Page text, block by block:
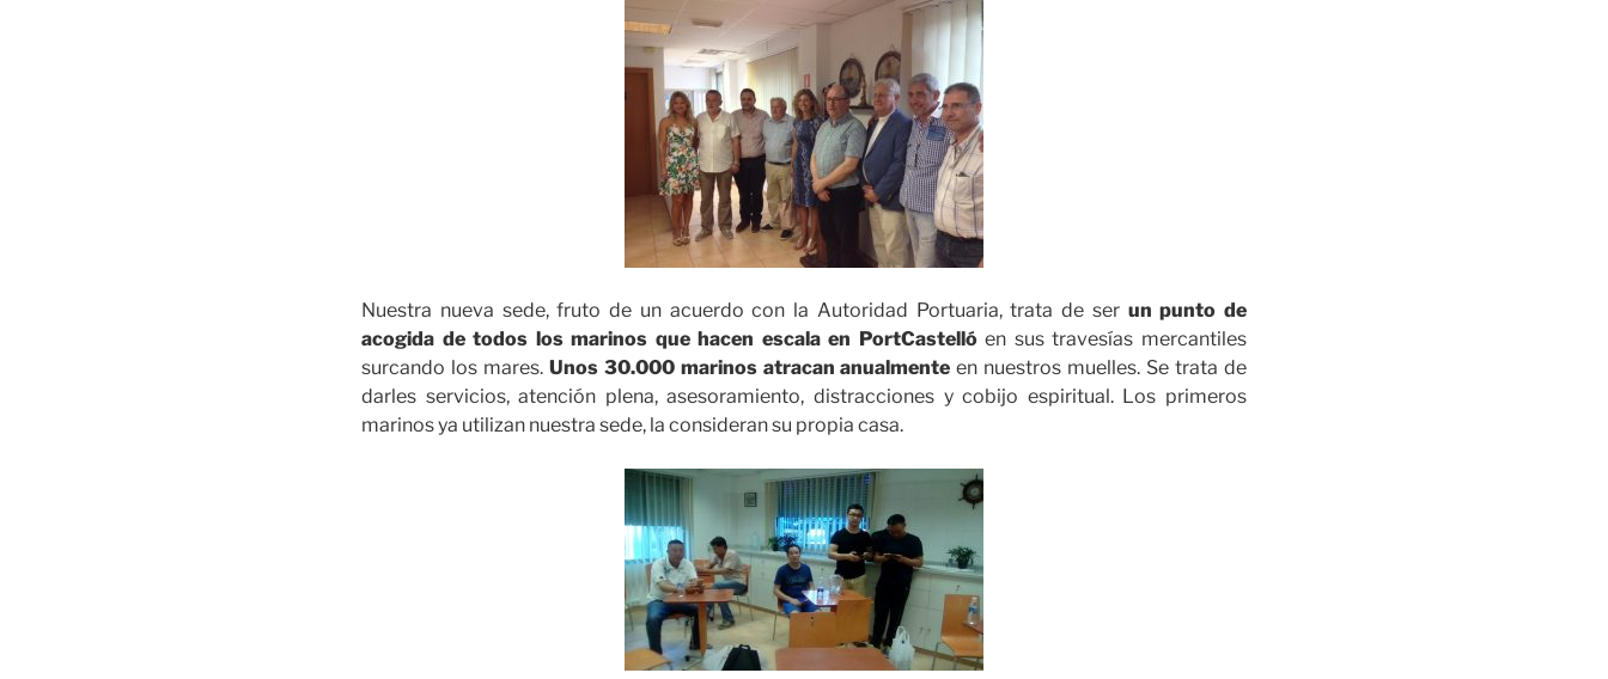
Nuestra nueva sede, fruto de un acuerdo con la Autoridad Portuaria, trata de ser un punto de
acogida de todos los marinos que hacen escala en PortCastellóen sus travesías mercantiles
surcando los mares. Unos 30.000 marinos atracan anualmenteen nuestros muelles. Se trata de
darles servicios, atención plena, asesoramiento, distracciones y cobijo espiritual. Los primeros
marinos ya utilizan nuestra sede, la consideran su propia casa.